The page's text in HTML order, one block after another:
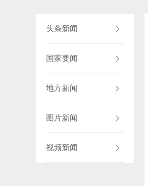
头条新闻
国家要闻
地方新闻
图片新闻
视频新闻